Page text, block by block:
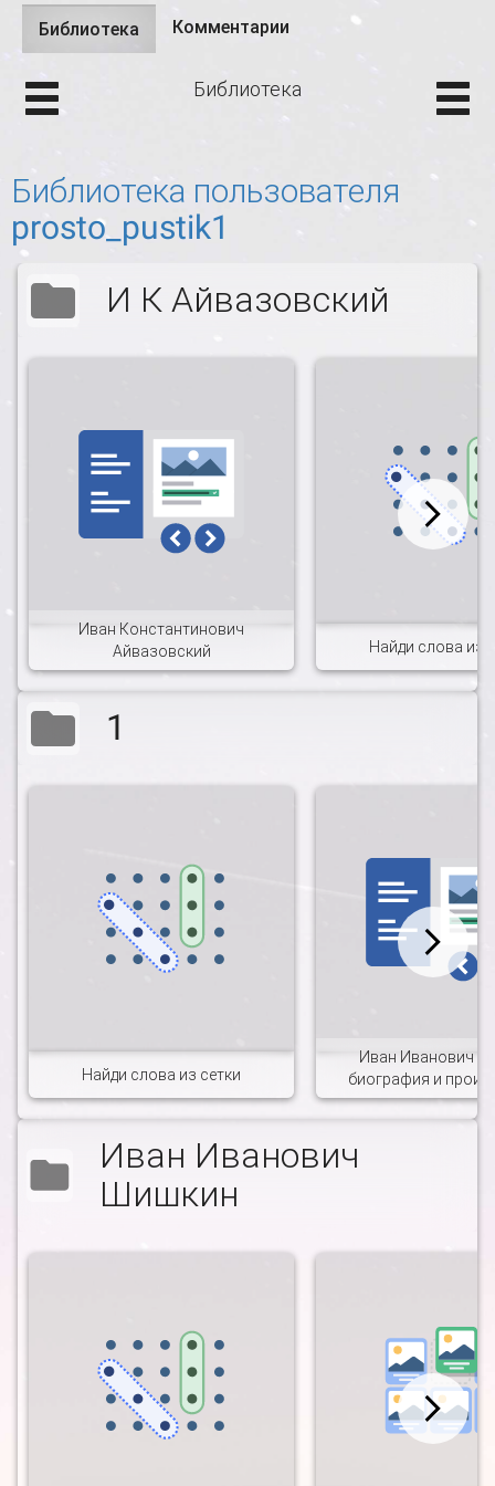
Главные вкладки
Библиотека (активная
вкладка)
Комментарии
Библиотека
Библиотека пользователя
prosto_pustik1
И К Айвазовский
Иван Константинович
Айвазовский
Найди слова из
1
Найди слова из сетки
Иван Иванович
биография и
Иван Иванович
Шишкин